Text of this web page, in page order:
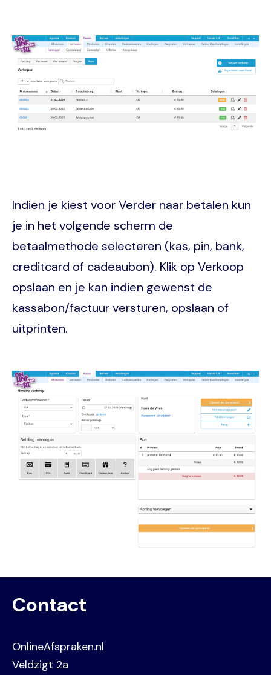
Image
Indien je kiest voor Verder naar betalen kun
je in het volgende scherm de
betaalmethode selecteren (kas, pin, bank,
creditcard of cadeaubon). Klik op Verkoop
opslaan en je kan indien gewenst de
kassabon/factuur versturen, opslaan of
uitprinten.
Image
Contact
OnlineAfspraken.nl
Veldzigt 2a